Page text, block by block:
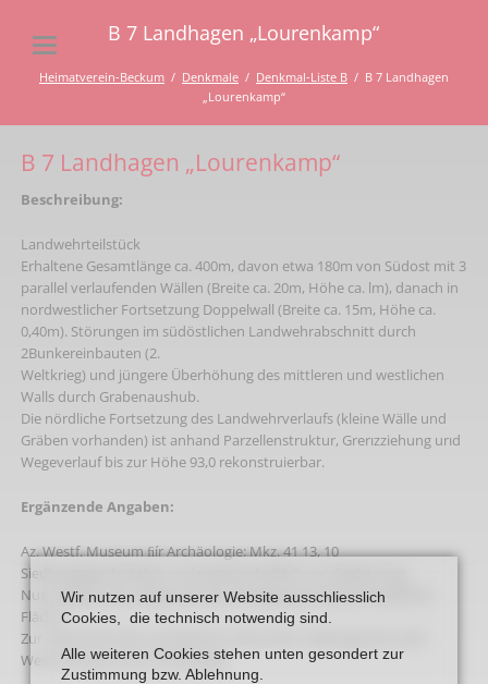
B 7 Landhagen „Lourenkamp“
Heimatverein-Beckum Denkmale Denkmal-Liste B
B 7 Landhagen
„Lourenkamp“
B 7 Landhagen „Lourenkamp“
Beschreibung:
Landwehrteilstück
Erhaltene Gesamtlänge ca. 400m, davon etwa 180m von Südost mit 3
parallel verlaufenden Wällen (Breite ca. 20m, Höhe ca. lm), danach in
nordwestlicher Fortsetzung Doppelwall (Breite ca. 15m, Höhe ca.
0,40m). Störungen im südöstlichen Landwehrabschnitt durch
2Bunkereinbauten (2.
Weltkrieg) und jüngere Überhöhung des mittleren und westlichen
Walls durch Grabenaushub.
Die nördliche Fortsetzung des Landwehrverlaufs (kleine Wälle und
Gräben vorhanden) ist anhand Parzellenstruktur, Grerızziehung urıd
Wegeverlauf bis zur Höhe 93,0 rekonstruierbar.
Ergänzende Angaben:
Az. Westf. Museum ﬁír Archäologie: Mkz. 41 13, 10
Siedlungsgeschichtlich und wissenschaftlich von Bedeutung
Nutzungsart ztun Zeitpunkt der Eintragung: forstwirtschaftliche
Fläche
Zur Geschichte der Landwehren siehe Akte, Stellungnalnne des
Westf. Museums ﬁir Archäologie
Wir nutzen auf unserer Website ausschliesslich
Cookies, die technisch notwendig sind.
Alle weiteren Cookies stehen unten gesondert zur
Zustimmung bzw. Ablehnung.